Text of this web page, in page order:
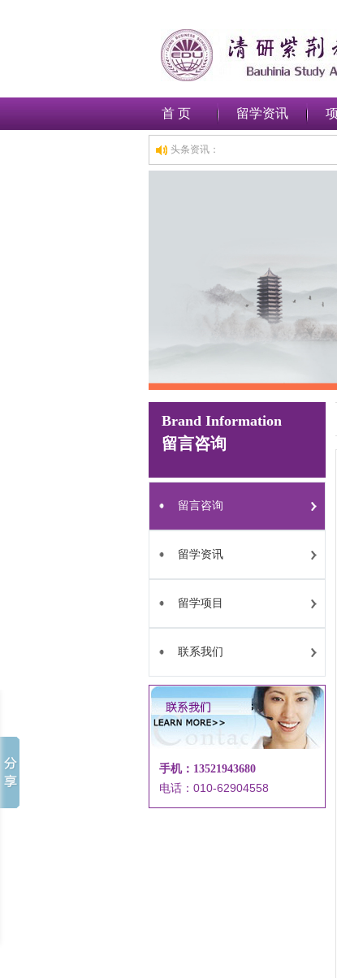
首 页 留学资讯
头条资讯：
Brand Information
留言咨询
留言咨询
留学资讯
留学项目
联系我们
手机：13521943680
电话：010-62904558